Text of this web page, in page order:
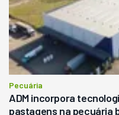
Pecuária
ADM incorpora
pastagens na pecuária